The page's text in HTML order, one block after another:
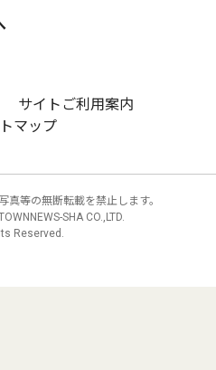
サイトご利用案内
マップ
真等の無断転載を禁止します。
SHA CO.,LTD.
Reserved.